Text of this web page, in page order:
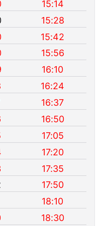
15:14
15:28
15:42
15:56
16:10
16:24
16:37
16:50
17:05
17:20
17:35
17:50
18:10
18:30